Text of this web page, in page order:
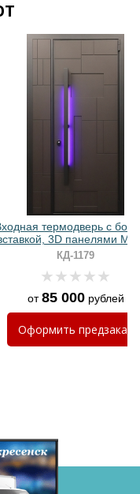
Хочу такую
Хочу такую
термодверь с
3D панелями
ручкой с подсветкой
КД-1179
от85 000рублей
Оформить предзаказ